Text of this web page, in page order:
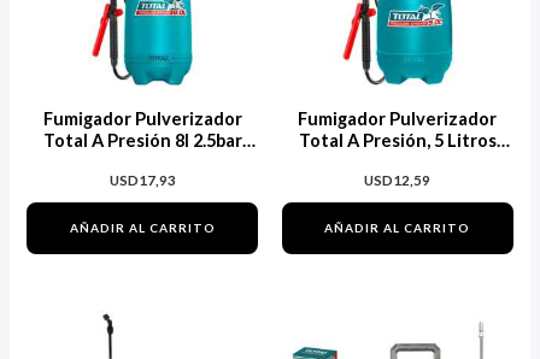
Fumigador Pulverizador
Total A Presión 8l 2.5bar
USD17,93
AÑADIR AL CARRITO
Fumigador Pulverizador
Total A Presión, 5 Litros
USD12,59
AÑADIR AL CARRITO